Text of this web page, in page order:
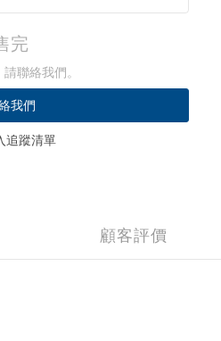
完
聯絡我們。
我們
追蹤清單
顧客評價